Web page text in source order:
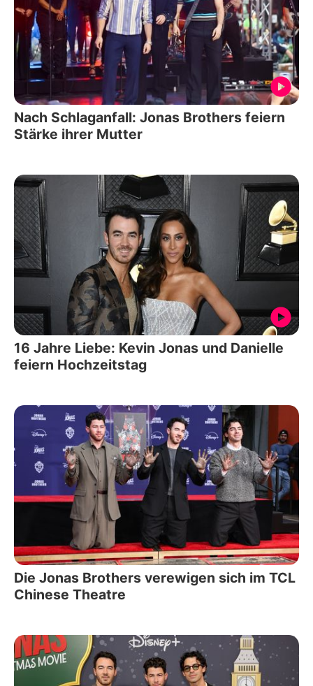
Nach Schlaganfall: Jonas Brothers feiern
Stärke ihrer Mutter
16 Jahre Liebe: Kevin Jonas und Danielle
feiern Hochzeitstag
Die Jonas Brothers verewigen sich im TCL
Chinese Theatre